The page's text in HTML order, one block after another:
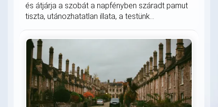
és átjárja a szobát a napfényben száradt pamut
tiszta, utánozhatatlan illata, a testünk...